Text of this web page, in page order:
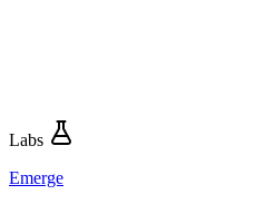
Labs
Emerge